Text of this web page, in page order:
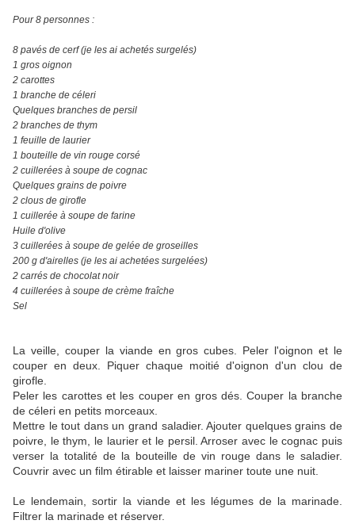
Pour 8 personnes :
8 pavés de cerf (je les ai achetés surgelés)
1 gros oignon
2 carottes
1 branche de céleri
Quelques branches de persil
2 branches de thym
1 feuille de laurier
1 bouteille de vin rouge corsé
2 cuillerées à soupe de cognac
Quelques grains de poivre
2 clous de girofle
1 cuillerée à soupe de farine
Huile d'olive
3 cuillerées à soupe de gelée de groseilles
200 g d'airelles (je les ai achetées surgelées)
2 carrés de chocolat noir
4 cuillerées à soupe de crème fraîche
Sel
La veille, couper la viande en gros cubes. Peler l'oignon et le
couper en deux. Piquer chaque moitié d'oignon d'un clou de
girofle.
Peler les carottes et les couper en gros dés. Couper la branche
de céleri en petits morceaux.
Mettre le tout dans un grand saladier. Ajouter quelques grains de
poivre, le thym, le laurier et le persil. Arroser avec le cognac puis
verser la totalité de la bouteille de vin rouge dans le saladier.
Couvrir avec un film étirable et laisser mariner toute une nuit.
Le lendemain, sortir la viande et les légumes de la marinade.
Filtrer la marinade et réserver.